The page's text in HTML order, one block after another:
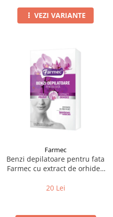
VEZI VARIANTE
Farmec
Benzi depilatoare pentru fata
Farmec cu extract de orhidee
20 Lei